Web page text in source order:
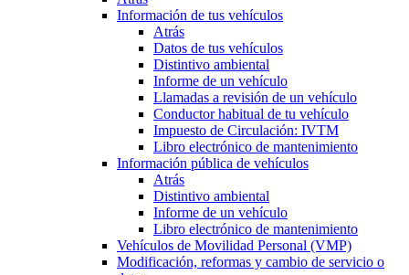
Información de tus vehículos
Atrás
Datos de tus vehículos
Distintivo ambiental
Informe de un vehículo
Llamadas a revisión de un vehículo
Conductor habitual de tu vehículo
Impuesto de Circulación: IVTM
Libro electrónico de mantenimiento
Información pública de vehículos
Atrás
Distintivo ambiental
Informe de un vehículo
Libro electrónico de mantenimiento
Vehículos de Movilidad Personal (VMP)
Modificación, reformas y cambio de servicio o